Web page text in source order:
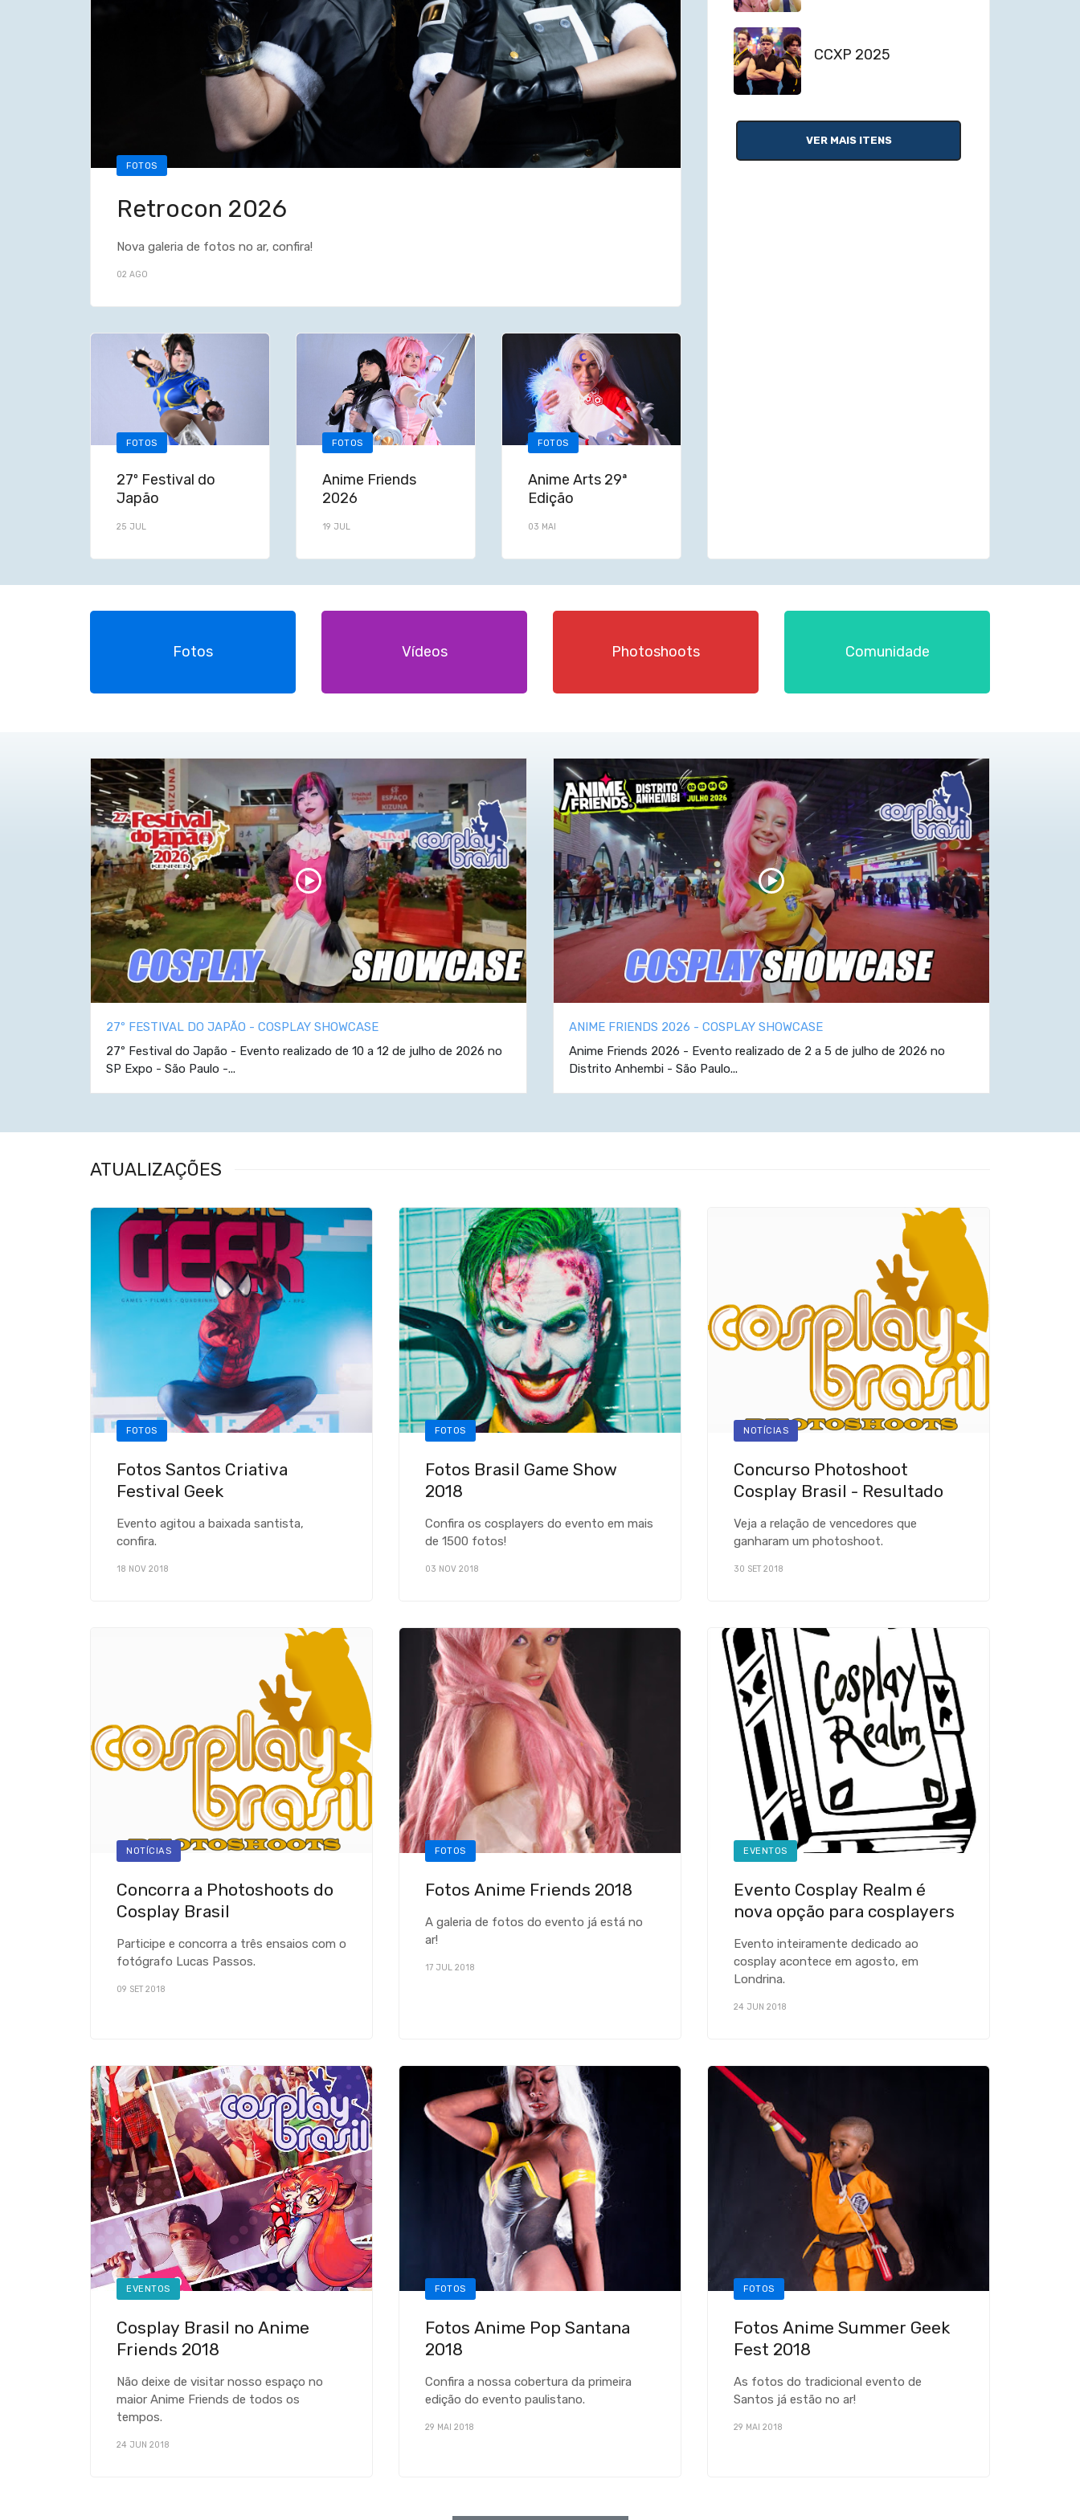
FOTOS
Retrocon 2026
Nova galeria de fotos no ar, confira!
02 AGO
FOTOS
27º Festival do
Japão
25 JUL
FOTOS
Anime Friends
2026
19 JUL
FOTOS
Anime Arts 29ª
Edição
03 MAI
CCXP 2025
VER MAIS ITENS
Fotos Vídeos Photoshoots Comunidade
27º FESTIVAL DO JAPÃO - COSPLAY SHOWCASE
27º Festival do Japão - Evento realizado de 10 a 12 de julho de 2026 no
SP Expo - São Paulo -...
ANIME FRIENDS 2026 - COSPLAY SHOWCASE
Anime Friends 2026 - Evento realizado de 2 a 5 de julho de 2026 no
Distrito Anhembi - São Paulo...
ATUALIZAÇÕES
FOTOS
Fotos Santos Criativa
Festival Geek
Evento agitou a baixada santista,
confira.
18 NOV 2018
FOTOS
Fotos Brasil Game Show
2018
Confira os cosplayers do evento em mais
de 1500 fotos!
03 NOV 2018
NOTÍCIAS
Concurso Photoshoot
Cosplay Brasil - Resultado
Veja a relação de vencedores que
ganharam um photoshoot.
30 SET 2018
NOTÍCIAS
Concorra a Photoshoots do
Cosplay Brasil
Participe e concorra a três ensaios com o
fotógrafo Lucas Passos.
09 SET 2018
FOTOS
Fotos Anime Friends 2018
A galeria de fotos do evento já está no
ar!
17 JUL 2018
EVENTOS
Evento Cosplay Realm é
nova opção para cosplayers
Evento inteiramente dedicado ao
cosplay acontece em agosto, em
Londrina.
24 JUN 2018
EVENTOS
Cosplay Brasil no Anime
Friends 2018
Não deixe de visitar nosso espaço no
maior Anime Friends de todos os
tempos.
24 JUN 2018
FOTOS
Fotos Anime Pop Santana
2018
Confira a nossa cobertura da primeira
edição do evento paulistano.
29 MAI 2018
FOTOS
Fotos Anime Summer Geek
Fest 2018
As fotos do tradicional evento de
Santos já estão no ar!
29 MAI 2018